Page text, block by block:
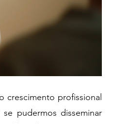
crescimento profissional
pudermos disseminar